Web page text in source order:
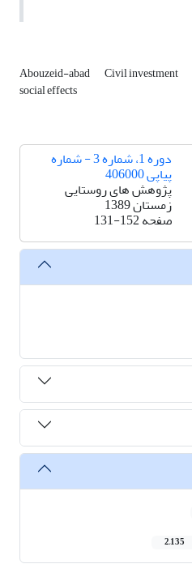
Abouzeid-abad Civil investment
social effects
دوره 1، شماره 3 - شماره
پیاپی 406000
پژوهش های روستایی
زمستان 1389
صفحه131-152
2,135